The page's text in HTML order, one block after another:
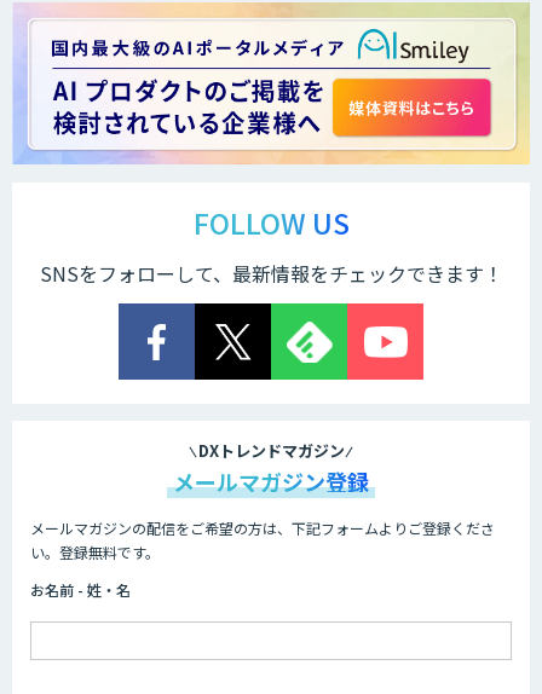
法人向け生成AIソリューション（受託開
発/PoC&コンサル）
AI 受託開発・導入支援
ライフサイエンスDX/AIソリューション
FOLLOW US
SNSをフォローして、最新情報をチェックできます！
DXトレンドマガジン
メールマガジン登録
メールマガジンの配信をご希望の方は、下記フォームよりご登録くださ
い。登録無料です。
お名前 - 姓・名